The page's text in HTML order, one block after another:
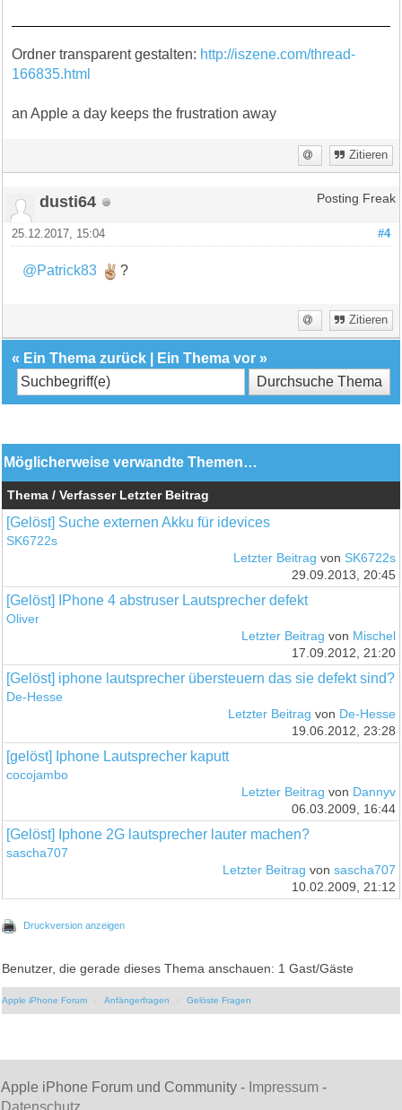
Ordner transparent gestalten: http://iszene.com/thread-
166835.html
an Apple a day keeps the frustration away
Zitieren
dusti64 Posting Freak
#4
25.12.2017, 15:04
@Patrick83 ?
Zitieren
« Ein Thema zurück Ein Thema vor »
Möglicherweise verwandte Themen…
Thema / Verfasser Letzter Beitrag
[Gelöst] Suche externen Akku für idevices
SK6722s
Letzter Beitrag von SK6722s
29.09.2013, 20:45
[Gelöst] IPhone 4 abstruser Lautsprecher defekt
Oliver
Letzter Beitrag von Mischel
17.09.2012, 21:20
[Gelöst] iphone lautsprecher übersteuern das sie defekt sind?
De-Hesse
Letzter Beitrag von De-Hesse
19.06.2012, 23:28
[gelöst] Iphone Lautsprecher kaputt
cocojambo
Letzter Beitrag von Dannyv
06.03.2009, 16:44
[Gelöst] Iphone 2G lautsprecher lauter machen?
sascha707
Letzter Beitrag von sascha707
10.02.2009, 21:12
Druckversion anzeigen
Benutzer, die gerade dieses Thema anschauen: 1 Gast/Gäste
Apple iPhone Forum Anfängerfragen Gelöste Fragen
Apple iPhone Forum und Community - Impressum -
Datenschutz